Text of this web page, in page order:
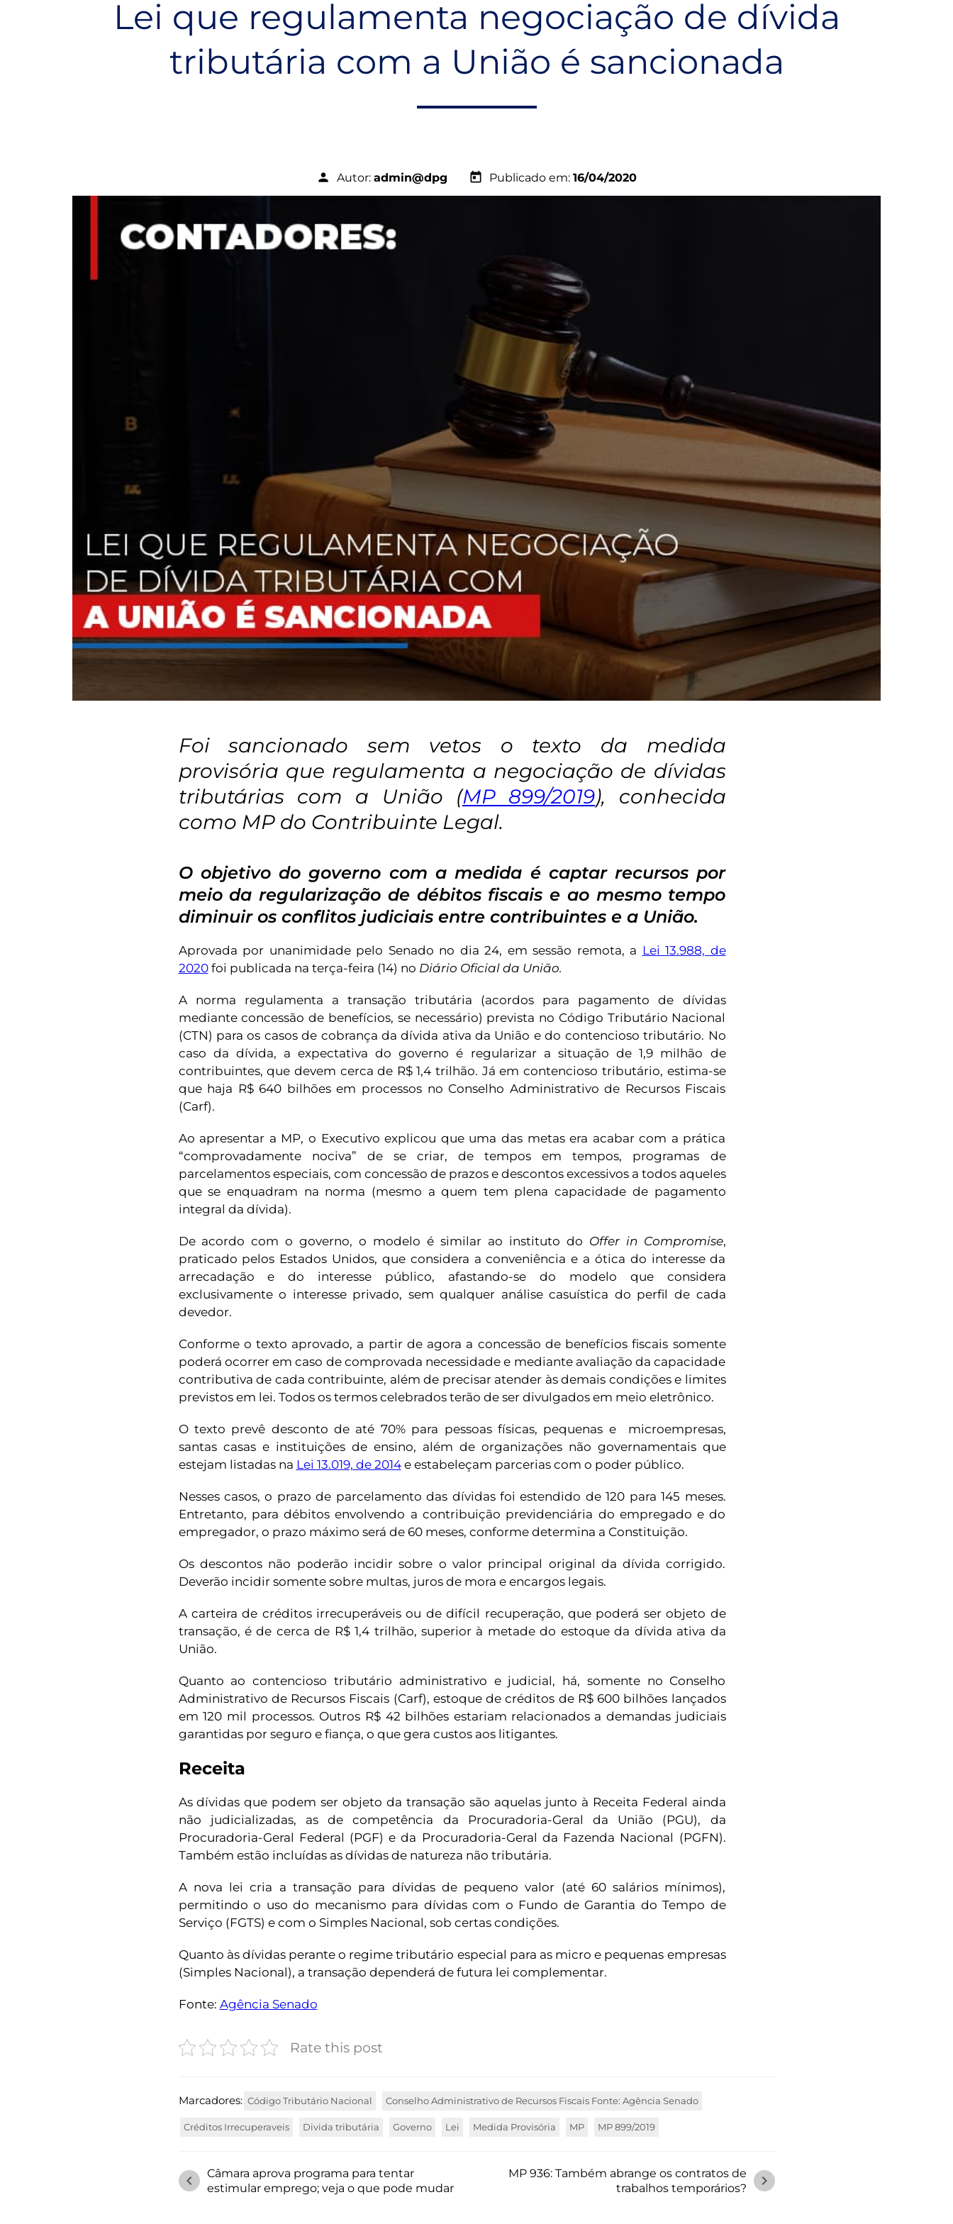
Lei que regulamenta negociação de dívida
tributária com a União é sancionada
person Autor: admin@dpg today Publicado em: 16/04/2020
Foi sancionado sem vetos o texto da medida
provisória que regulamenta a negociação de dívidas
tributárias com a União (MP 899/2019), conhecida
como MP do Contribuinte Legal.
O objetivo do governo com a medida é captar recursos por
meio da regularização de débitos fiscais e ao mesmo tempo
diminuir os conflitos judiciais entre contribuintes e a União.
Aprovada por unanimidade pelo Senado no dia 24, em sessão remota, a Lei 13.988, de
2020foi publicada na terça-feira (14) no Diário Oficial da União.
A norma regulamenta a transação tributária (acordos para pagamento de dívidas
mediante concessão de benefícios, se necessário) prevista no Código Tributário Nacional
(CTN) para os casos de cobrança da dívida ativa da União e do contencioso tributário. No
caso da dívida, a expectativa do governo é regularizar a situação de 1,9 milhão de
contribuintes, que devem cerca de R$ 1,4 trilhão. Já em contencioso tributário, estima-se
que haja R$ 640 bilhões em processos no Conselho Administrativo de Recursos Fiscais
(Carf).
Ao apresentar a MP, o Executivo explicou que uma das metas era acabar com a prática
“comprovadamente nociva” de se criar, de tempos em tempos, programas de
parcelamentos especiais, com concessão de prazos e descontos excessivos a todos aqueles
que se enquadram na norma (mesmo a quem tem plena capacidade de pagamento
integral da dívida).
De acordo com o governo, o modelo é similar ao instituto do Offer in Compromise,
praticado pelos Estados Unidos, que considera a conveniência e a ótica do interesse da
arrecadação e do interesse público, afastando-se do modelo que considera
exclusivamente o interesse privado, sem qualquer análise casuística do perfil de cada
devedor.
Conforme o texto aprovado, a partir de agora a concessão de benefícios fiscais somente
poderá ocorrer em caso de comprovada necessidade e mediante avaliação da capacidade
contributiva de cada contribuinte, além de precisar atender às demais condições e limites
previstos em lei. Todos os termos celebrados terão de ser divulgados em meio eletrônico.
O texto prevê desconto de até 70% para pessoas físicas, pequenas e microempresas,
santas casas e instituições de ensino, além de organizações não governamentais que
estejam listadas na Lei 13.019, de 2014e estabeleçam parcerias com o poder público.
Nesses casos, o prazo de parcelamento das dívidas foi estendido de 120 para 145 meses.
Entretanto, para débitos envolvendo a contribuição previdenciária do empregado e do
empregador, o prazo máximo será de 60 meses, conforme determina a Constituição.
Os descontos não poderão incidir sobre o valor principal original da dívida corrigido.
Deverão incidir somente sobre multas, juros de mora e encargos legais.
A carteira de créditos irrecuperáveis ou de difícil recuperação, que poderá ser objeto de
transação, é de cerca de R$ 1,4 trilhão, superior à metade do estoque da dívida ativa da
União.
Quanto ao contencioso tributário administrativo e judicial, há, somente no Conselho
Administrativo de Recursos Fiscais (Carf), estoque de créditos de R$ 600 bilhões lançados
em 120 mil processos. Outros R$ 42 bilhões estariam relacionados a demandas judiciais
garantidas por seguro e fiança, o que gera custos aos litigantes.
Receita
As dívidas que podem ser objeto da transação são aquelas junto à Receita Federal ainda
não judicializadas, as de competência da Procuradoria-Geral da União (PGU), da
Procuradoria-Geral Federal (PGF) e da Procuradoria-Geral da Fazenda Nacional (PGFN).
Também estão incluídas as dívidas de natureza não tributária.
A nova lei cria a transação para dívidas de pequeno valor (até 60 salários mínimos),
permitindo o uso do mecanismo para dívidas com o Fundo de Garantia do Tempo de
Serviço (FGTS) e com o Simples Nacional, sob certas condições.
Quanto às dívidas perante o regime tributário especial para as micro e pequenas empresas
(Simples Nacional), a transação dependerá de futura lei complementar.
Fonte: Agência Senado
Rate this post
Marcadores: Código Tributário Nacional Conselho Administrativo de Recursos Fiscais Fonte: Agência Senado
Créditos Irrecuperaveis Divida tributária Governo Lei Medida Provisória MP MP 899/2019
Câmara aprova programa para tentar
estimular emprego; veja o que pode mudar
chevron_left
MP 936: Também abrange os contratos de
trabalhos temporários?
chevron_right